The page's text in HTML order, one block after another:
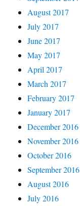
August 2017
July 2017
June 2017
May 2017
April 2017
March 2017
February 2017
January 2017
December 2016
November 2016
October 2016
September 2016
August 2016
July 2016